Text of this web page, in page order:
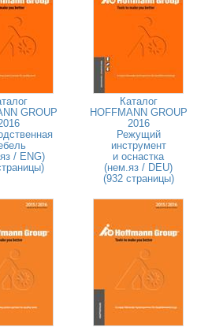
GROUP
/ ENG)
Каталог
HOFFMANN GROUP
2016
Режущий
инструмент
и оснастка
(нем.яз / DEU)
(932 страницы)